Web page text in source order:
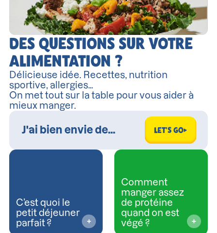
DES QUESTIONS SUR VOTRE
ALIMENTATION ?
Délicieuse idée. Recettes, nutrition
sportive, allergies…
On met tout sur la table pour vous aider à
mieux manger.
LET'S GO
C’est quoi le
petit déjeuner
parfait ?
Comment
manger assez
de protéine
quand on est
végé ?